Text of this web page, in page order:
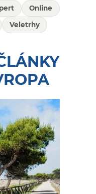
Online
Veletrhy